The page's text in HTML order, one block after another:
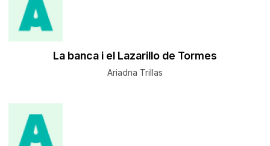
La banca i el Lazarillo de Tormes
Ariadna Trillas